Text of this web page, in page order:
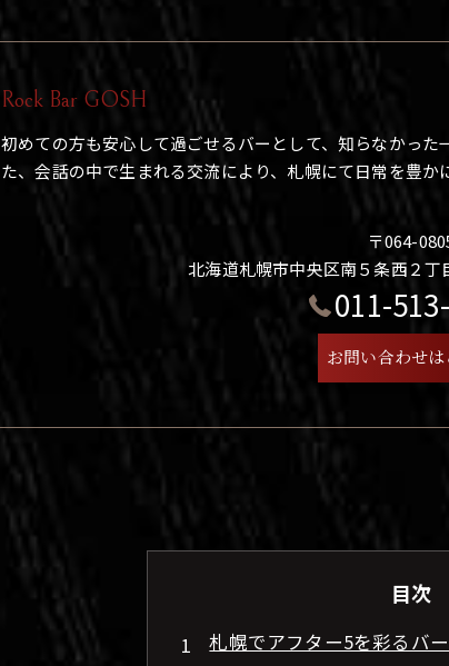
Rock Bar GOSH
初めての方も安心して過ごせるバーとして、知らなかっ
た、会話の中で生まれる交流により、札幌にて日常を豊か
〒064-
北海道札幌市中央区南５条西２丁
011-
お問い合わせは
目次
札幌でアフター5を彩るバ